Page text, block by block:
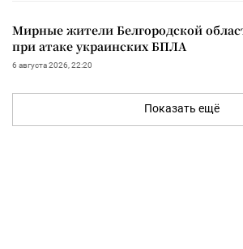
Мирные жители Белгородской
при атаке украинских БПЛА
6 августа 2026, 22:20
Показать ещё